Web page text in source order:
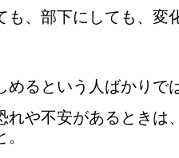
、部下にしても、変
るという人ばかりで
や不安があるときは